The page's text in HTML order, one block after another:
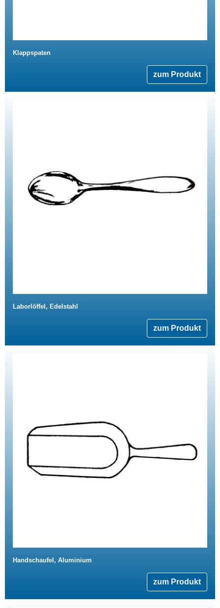
Klappspaten
zum Produkt
Laborlöffel, Edelstahl
zum Produkt
Handschaufel, Aluminium
zum Produkt